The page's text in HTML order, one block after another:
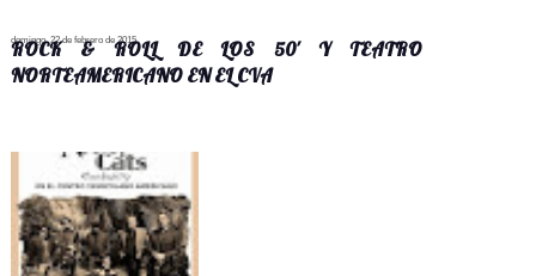
domingo, 22 de febrero de 2015
ROCK & ROLL DE LOS 50' Y TEATRO
NORTEAMERICANO EN EL CVA